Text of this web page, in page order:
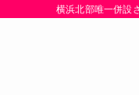
横浜北部唯一併設